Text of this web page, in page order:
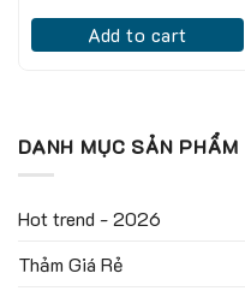
Add to cart
DANH MỤC SẢN PHẨM
Hot trend - 2026
Thảm Giá Rẻ